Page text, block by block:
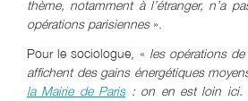
thème, notamment à l’étranger, n’a
opérations parisiennes».
Pour le sociologue, « les opérations
affichent des gains énergétiques
la Mairie de Paris: on en est loin ici.